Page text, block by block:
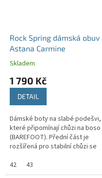
Rock Spring dámská obuv
Astana Carmine
Skladem
1 790 Kč
DETAIL
Dámské boty na slabé podešvi,
které připomínají chůzi na boso
(BAREFOOT). Přední část je
rozšířená pro stabilní chůzi se
42
43